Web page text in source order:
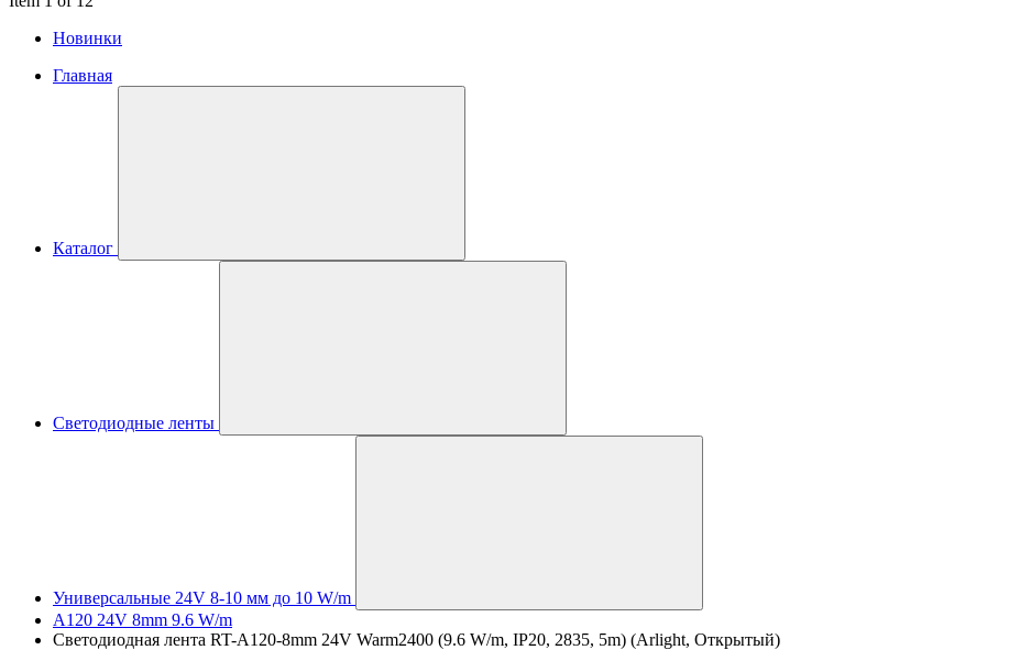
Новинки
Главная
Каталог
Светодиодные ленты
Универсальные 24V 8-10 мм до 10 W/m
A120 24V 8mm 9.6 W/m
Светодиодная лента RT-A120-8mm 24V Warm2400 (9.6 W/m, IP20, 2835, 5m) (Arlight, Открытый)